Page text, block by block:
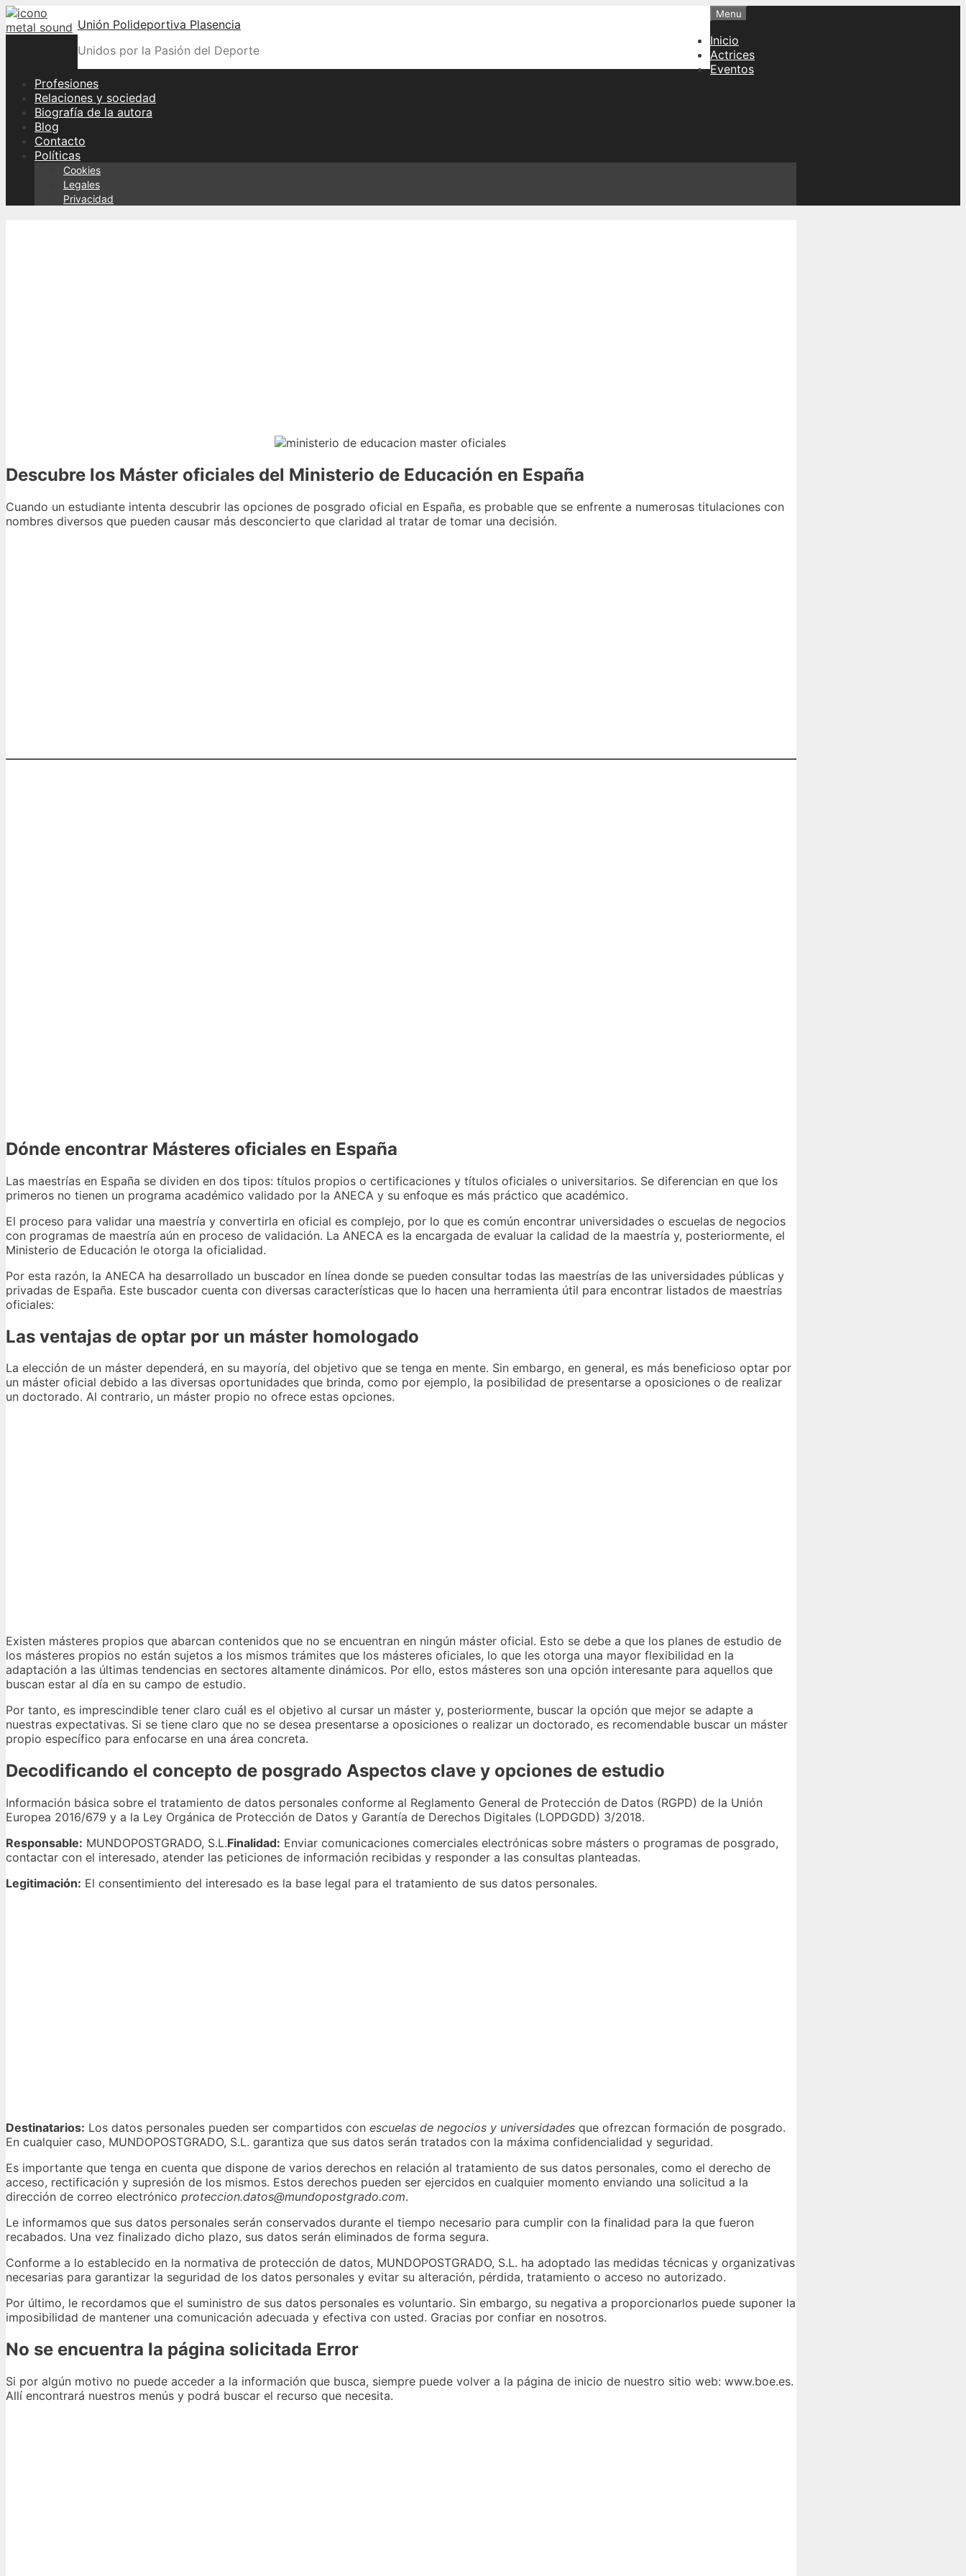
Skip
to
Unión Polideportiva Plasencia
Unidos por la Pasión del Deporte
Menu
Inicio
Actrices
Eventos
Profesiones
Relaciones y sociedad
Biografía de la autora
Blog
Contacto
Políticas
Cookies
Legales
Privacidad
Descubre los Máster oficiales del Ministerio de Educación en España
Cuando un estudiante intenta descubrir las opciones de posgrado oficial en España, es probable que se enfrente a numerosas titulaciones con
nombres diversos que pueden causar más desconcierto que claridad al tratar de tomar una decisión.
Dónde encontrar Másteres oficiales en España
Las maestrías en España se dividen en dos tipos: títulos propios o certificaciones y títulos oficiales o universitarios. Se diferencian en que los
primeros no tienen un programa académico validado por la ANECA y su enfoque es más práctico que académico.
El proceso para validar una maestría y convertirla en oficial es complejo, por lo que es común encontrar universidades o escuelas de negocios
con programas de maestría aún en proceso de validación. La ANECA es la encargada de evaluar la calidad de la maestría y, posteriormente, el
Ministerio de Educación le otorga la oficialidad.
Por esta razón, la ANECA ha desarrollado un buscador en línea donde se pueden consultar todas las maestrías de las universidades públicas y
privadas de España. Este buscador cuenta con diversas características que lo hacen una herramienta útil para encontrar listados de maestrías
oficiales:
Las ventajas de optar por un máster homologado
La elección de un máster dependerá, en su mayoría, del objetivo que se tenga en mente. Sin embargo, en general, es más beneficioso optar por
un máster oficial debido a las diversas oportunidades que brinda, como por ejemplo, la posibilidad de presentarse a oposiciones o de realizar
un doctorado. Al contrario, un máster propio no ofrece estas opciones.
Existen másteres propios que abarcan contenidos que no se encuentran en ningún máster oficial. Esto se debe a que los planes de estudio de
los másteres propios no están sujetos a los mismos trámites que los másteres oficiales, lo que les otorga una mayor flexibilidad en la
adaptación a las últimas tendencias en sectores altamente dinámicos. Por ello, estos másteres son una opción interesante para aquellos que
buscan estar al día en su campo de estudio.
Por tanto, es imprescindible tener claro cuál es el objetivo al cursar un máster y, posteriormente, buscar la opción que mejor se adapte a
nuestras expectativas. Si se tiene claro que no se desea presentarse a oposiciones o realizar un doctorado, es recomendable buscar un máster
propio específico para enfocarse en una área concreta.
Decodificando el concepto de posgrado Aspectos clave y opciones de estudio
Información básica sobre el tratamiento de datos personales conforme al Reglamento General de Protección de Datos (RGPD) de la Unión
Europea 2016/679 y a la Ley Orgánica de Protección de Datos y Garantía de Derechos Digitales (LOPDGDD) 3/2018.
Responsable: MUNDOPOSTGRADO, S.L.Finalidad: Enviar comunicaciones comerciales electrónicas sobre másters o programas de posgrado,
contactar con el interesado, atender las peticiones de información recibidas y responder a las consultas planteadas.
Legitimación: El consentimiento del interesado es la base legal para el tratamiento de sus datos personales.
Destinatarios: Los datos personales pueden ser compartidos con escuelas de negocios y universidades que ofrezcan formación de posgrado.
En cualquier caso, MUNDOPOSTGRADO, S.L. garantiza que sus datos serán tratados con la máxima confidencialidad y seguridad.
Es importante que tenga en cuenta que dispone de varios derechos en relación al tratamiento de sus datos personales, como el derecho de
acceso, rectificación y supresión de los mismos. Estos derechos pueden ser ejercidos en cualquier momento enviando una solicitud a la
dirección de correo electrónico proteccion.datos@mundopostgrado.com.
Le informamos que sus datos personales serán conservados durante el tiempo necesario para cumplir con la finalidad para la que fueron
recabados. Una vez finalizado dicho plazo, sus datos serán eliminados de forma segura.
Conforme a lo establecido en la normativa de protección de datos, MUNDOPOSTGRADO, S.L. ha adoptado las medidas técnicas y organizativas
necesarias para garantizar la seguridad de los datos personales y evitar su alteración, pérdida, tratamiento o acceso no autorizado.
Por último, le recordamos que el suministro de sus datos personales es voluntario. Sin embargo, su negativa a proporcionarlos puede suponer la
imposibilidad de mantener una comunicación adecuada y efectiva con usted. Gracias por confiar en nosotros.
No se encuentra la página solicitada Error
Si por algún motivo no puede acceder a la información que busca, siempre puede volver a la página de inicio de nuestro sitio web: www.boe.es.
Allí encontrará nuestros menús y podrá buscar el recurso que necesita.